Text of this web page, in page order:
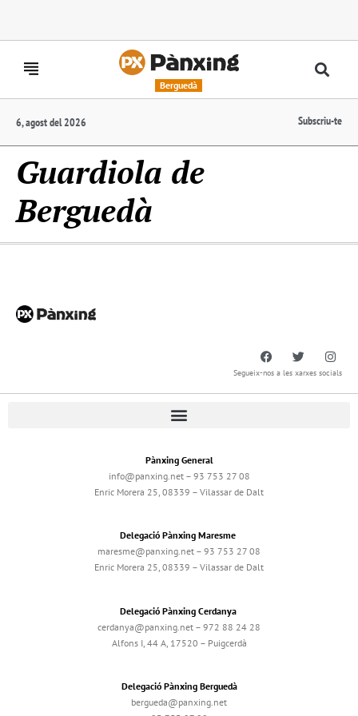
Berguedà
6, agost del 2026 Subscriu-te
Guardiola de
Berguedà
Segueix-nos a les xarxes socials
Pànxing General
info@panxing.net – 93 753 27 08
Enric Morera 25, 08339 – Vilassar de Dalt
Delegació Pànxing Maresme
maresme@panxing.net – 93 753 27 08
Enric Morera 25, 08339 – Vilassar de Dalt
Delegació Pànxing Cerdanya
cerdanya@panxing.net – 972 88 24 28
Alfons I, 44 A, 17520 – Puigcerdà
Delegació Pànxing Berguedà
bergueda@panxing.net